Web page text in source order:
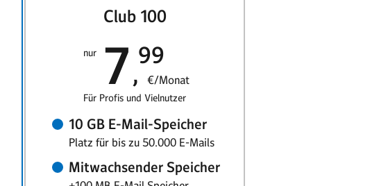
Club 100
nur 7 99
€/Monat
Für Profis und Vielnutzer
10 GB E-Mail-Speicher
Platz für bis zu 50.000 E-Mails
Mitwachsender Speicher